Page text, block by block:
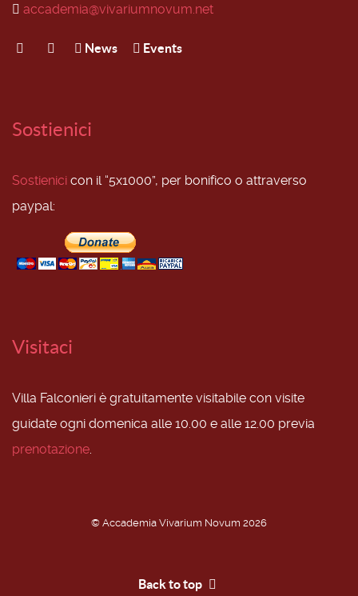
accademia@vivariumnovum.net
News Events
Sostienici
Sostienici con il “5x1000”, per bonifico o attraverso
paypal:
Visitaci
Villa Falconieri è gratuitamente visitabile con visite
guidate ogni domenica alle 10.00 e alle 12.00 previa
prenotazione.
© Accademia Vivarium Novum 2026
Back to top